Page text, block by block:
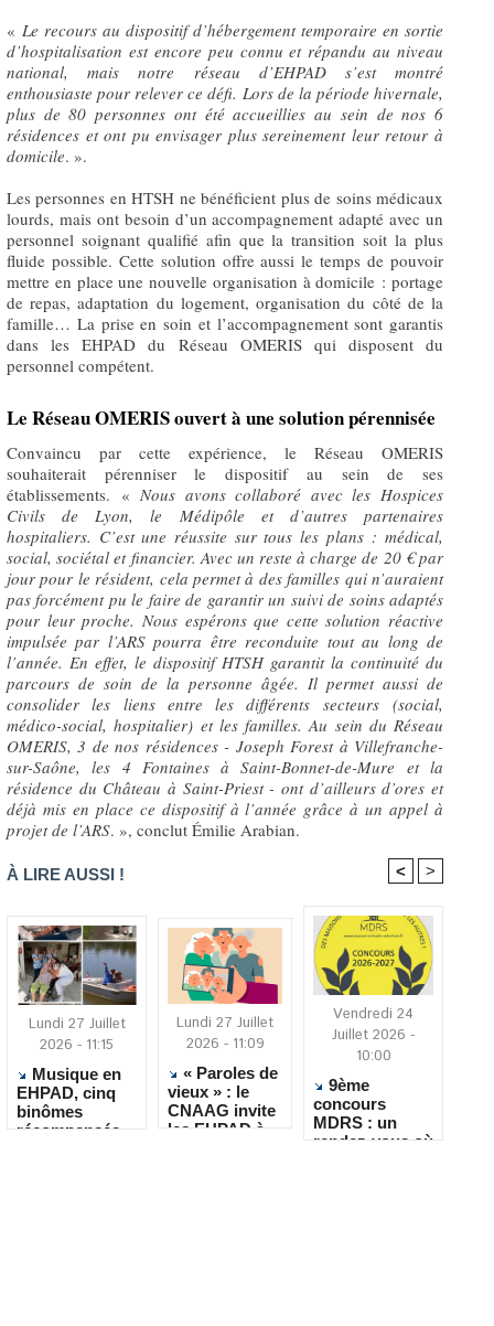
« Le recours au dispositif d’hébergement temporaire en sortie
d’hospitalisation est encore peu connu et répandu au niveau
national, mais notre réseau d’EHPAD s’est montré
enthousiaste pour relever ce défi. Lors de la période hivernale,
plus de 80 personnes ont été accueillies au sein de nos 6
résidences et ont pu envisager plus sereinement leur retour à
domicile. ».
Les personnes en HTSH ne bénéficient plus de soins médicaux
lourds, mais ont besoin d’un accompagnement adapté avec un
personnel soignant qualifié afin que la transition soit la plus
fluide possible. Cette solution offre aussi le temps de pouvoir
mettre en place une nouvelle organisation à domicile : portage
de repas, adaptation du logement, organisation du côté de la
famille… La prise en soin et l’accompagnement sont garantis
dans les EHPAD du Réseau OMERIS qui disposent du
personnel compétent.
Le Réseau OMERIS ouvert à une solution pérennisée
Convaincu par cette expérience, le Réseau OMERIS
souhaiterait pérenniser le dispositif au sein de ses
établissements. «Nous avons collaboré avec les Hospices
Civils de Lyon, le Médipôle et d’autres partenaires
hospitaliers. C’est une réussite sur tous les plans : médical,
social, sociétal et financier. Avec un reste à charge de 20 € par
jour pour le résident, cela permet à des familles qui n’auraient
pas forcément pu le faire de garantir un suivi de soins adaptés
pour leur proche. Nous espérons que cette solution réactive
impulsée par l’ARS pourra être reconduite tout au long de
l’année. En effet, le dispositif HTSH garantit la continuité du
parcours de soin de la personne âgée. Il permet aussi de
consolider les liens entre les différents secteurs (social,
médico-social, hospitalier) et les familles. Au sein du Réseau
OMERIS, 3 de nos résidences - Joseph Forest à Villefranche-
sur-Saône, les 4 Fontaines à Saint-Bonnet-de-Mure et la
résidence du Château à Saint-Priest - ont d’ailleurs d’ores et
déjà mis en place ce dispositif à l’année grâce à un appel à
projet de l’ARS. », conclut Émilie Arabian.
À LIRE AUSSI ! < >
Lundi 27 Juillet
2026 - 11:15
Musique en
EHPAD, cinq
binômes
récompensés
Lundi 27 Juillet
2026 - 11:09
« Paroles de
vieux » : le
CNAAG invite
les EHPAD à
Vendredi 24
Juillet 2026 -
10:00
9ème
concours
MDRS : un
rendez-vous où